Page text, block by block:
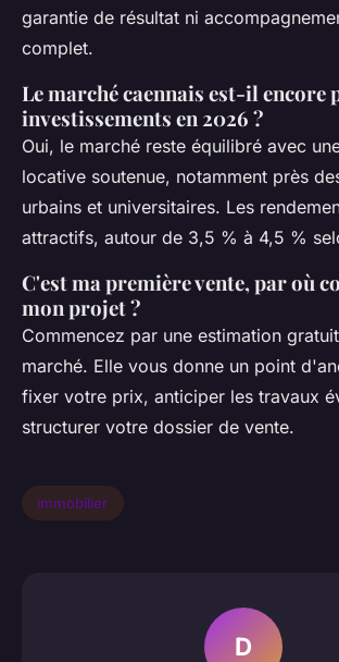
garantie de résultat ni
complet.
Le marché caennais est-il encore
investissements en 2026 ?
Oui, le marché reste équilibré avec
locative soutenue, notamment près
urbains et universitaires. Les
attractifs, autour de 3,5 % à 4,5 %
C'est ma première vente, par où
mon projet ?
Commencez par une estimation
marché. Elle vous donne un point
fixer votre prix, anticiper les travaux
structurer votre dossier de vente.
immobilier
D